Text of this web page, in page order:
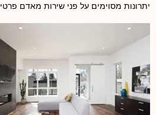
יתרונות מסוימים על פני שירות מאדם פרטי.